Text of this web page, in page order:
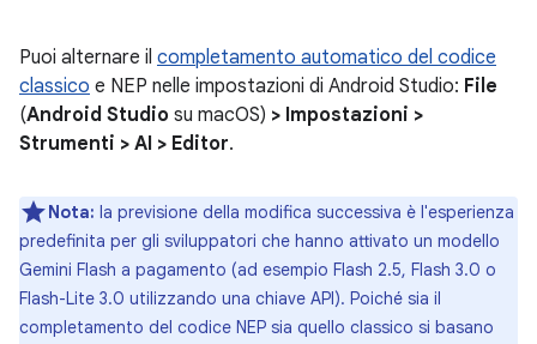
Puoi alternare il completamento automatico del codice
classico e NEP nelle impostazioni di Android Studio: File
(Android Studio su macOS) > Impostazioni >
Strumenti > AI > Editor.
Nota: la previsione della modifica successiva è l'esperienza
predefinita per gli sviluppatori che hanno attivato un modello
Gemini Flash a pagamento (ad esempio Flash 2.5, Flash 3.0 o
Flash-Lite 3.0 utilizzando una chiave API). Poiché sia il
completamento del codice NEP sia quello classico si basano